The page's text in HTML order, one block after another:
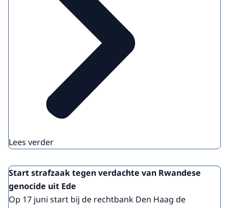
Lees verder
Start strafzaak tegen verdachte van Rwandese
genocide uit Ede
Op 17 juni start bij de rechtbank Den Haag de